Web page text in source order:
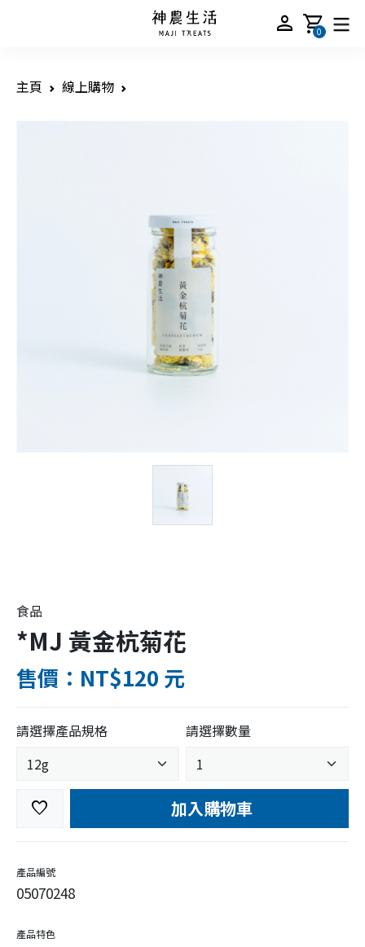
person shopping_cart
0
主頁 線上購物
食品
*MJ 黃金杭菊花
售價：NT$120 元
請選擇產品規格 請選擇數量
favorite 加入購物車
產品編號
05070248
產品特色